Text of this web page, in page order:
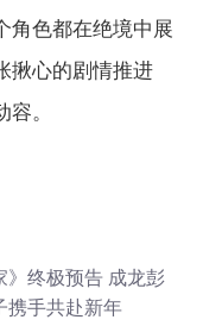
角色都在绝境中展
揪心的剧情推进
。
》终极预告 成龙彭
携手共赴新年